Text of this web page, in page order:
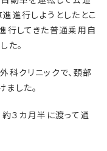
進行しようとしたとこ
行してきた普通乗用自
た。
科クリニックで、頚部
した。
約３カ月半に渡って通